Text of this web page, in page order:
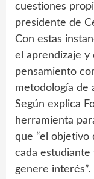
cuestiones
presidente de
Con estas
el aprendizaje y
pensamiento
metodología de
Según explica
herramienta
que “el objetivo
cada
genere interés”.